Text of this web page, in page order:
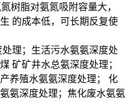
树脂对氨氮吸附容量大，
的成本低，可长期反复使
理；生活污水氨氨深度处
矿矿井水总氨深度处理；
养殖水氨氨深度处理； 化
氨深度处理；焦化废水氨氨